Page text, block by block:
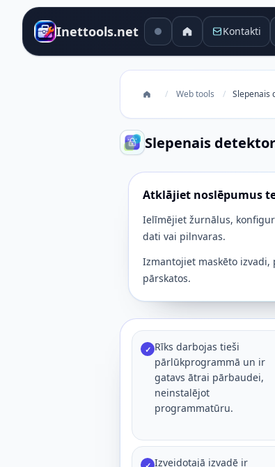
Inettools.net Kontakti
/ Web tools / Slepenais
Slepenais
Atklājiet noslēpumus
Ielīmējiet žurnālus,
dati vai pilnvaras.
Izmantojiet maskēto
pārskatos.
✓ Rīks darbojas tieši
pārlūkprogrammā un ir
gatavs ātrai pārbaudei,
neinstalējot
programmatūru.
✓ Izveidotajā izvadē ir